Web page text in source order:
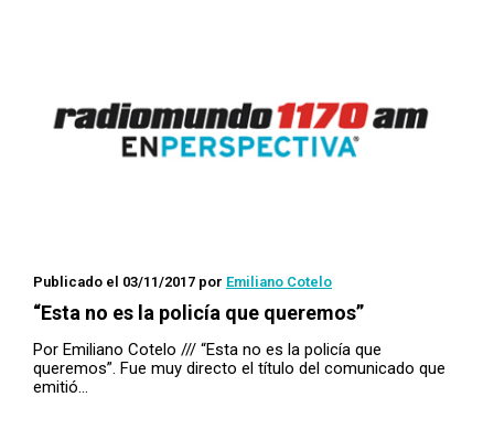
Publicado el 03/11/2017 por Emiliano Cotelo
“Esta no es la policía que queremos”
Por Emiliano Cotelo /// “Esta no es la policía que
queremos”. Fue muy directo el título del comunicado que
emitió…